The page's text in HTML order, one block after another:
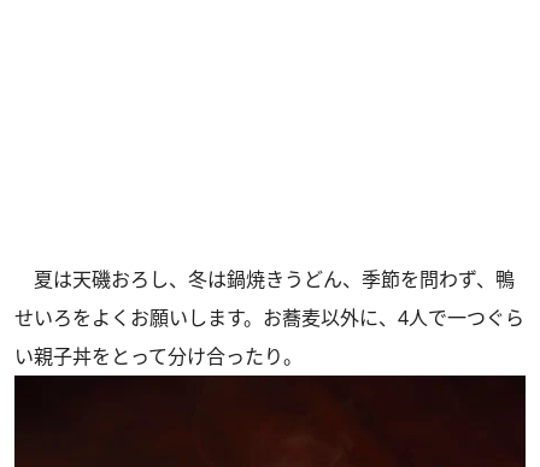
夏は天磯おろし、冬は鍋焼きうどん、季節を問わず、鴨
せいろをよくお願いします。お蕎麦以外に、4人で一つぐら
い親子丼をとって分け合ったり。